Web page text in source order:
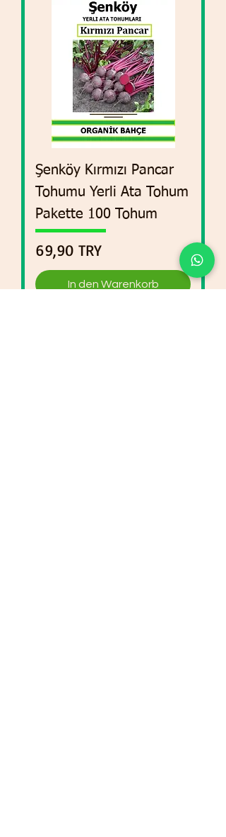
Şenköy Kırmızı Pancar
Tohumu Yerli Ata Tohum
Pakette 100 Tohum
Preis
69,90 TRY
In den Warenkorb